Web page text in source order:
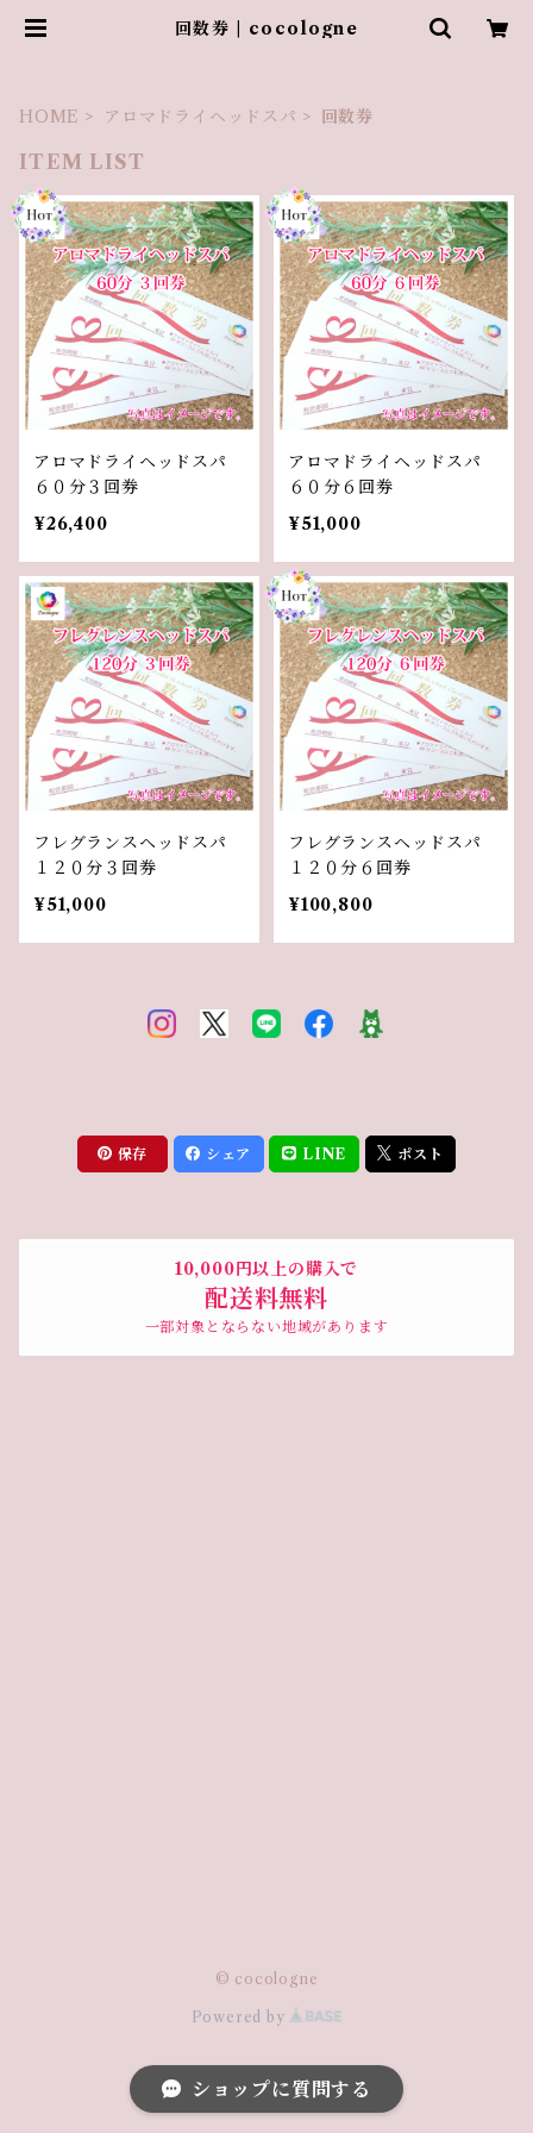
回数券 | cocologne
HOME アロマドライヘッドスパ 回数券
ITEM LIST
アロマドライヘッドスパ
６０分３回券
¥26,400
アロマドライヘッドスパ
６０分６回券
¥51,000
フレグランスヘッドスパ
１２０分３回券
¥51,000
フレグランスヘッドスパ
１２０分６回券
¥100,800
保存 シェア LINE ポスト
10,000円以上の購入で
配送料無料
一部対象とならない地域があります
© cocologne
Powered by
ショップに質問する